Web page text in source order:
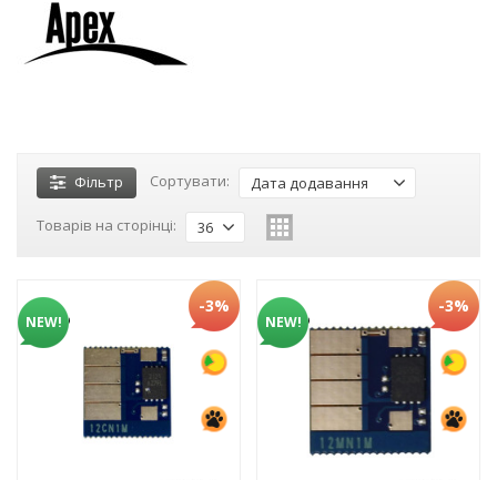
Фільтр Сортувати: Дата додавання
Товарів на сторінці: 36
NEW!
-3%
NEW!
-3%